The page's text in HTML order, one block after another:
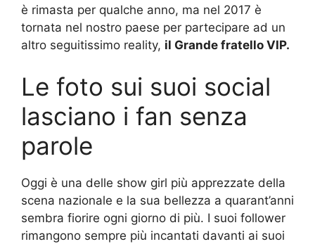
è rimasta per qualche anno, ma nel 2017 è
tornata nel nostro paese per partecipare ad un
altro seguitissimo reality, il Grande fratello VIP.
Le foto sui suoi social
lasciano i fan senza
parole
Oggi è una delle show girl più apprezzate della
scena nazionale e la sua bellezza a quarant’anni
sembra fiorire ogni giorno di più. I suoi follower
rimangono sempre più incantati davanti ai suoi